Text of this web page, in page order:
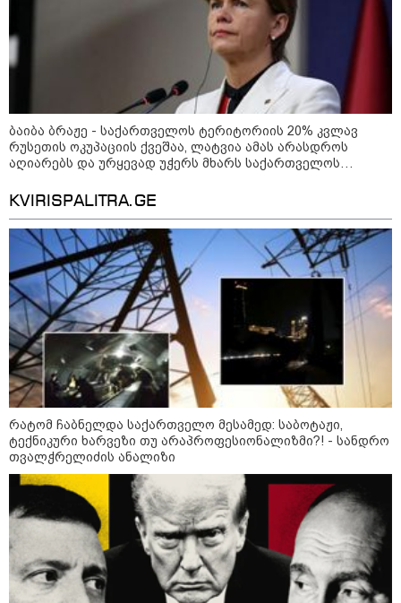
19:33 / 06-08-2026
რა სასჯელი ემუქრება ნია
იმნაძეს? - პროკურატურამ მას
ბრალდება წარუდგინა
კატეგორიის ყველა სიახლე
„დიდი რაოდენობით ბაღები
ნადგურდება, მთავარი გამოწვევა
უეცარი ხმობაა - მოსავალი
უკეთესია, 50 000 ტონამდე თხილს
ველოდებით“ - ასოციაცია
„ფასები 2-3 წელში გაორმაგდება“
- ლოკაციები თბილისის
შემოგარენში, სადაც შესაძლოა,
მიწები გაძვირდეს
ყველაზე კარგი/ცუდი ქვეყნები
ემიგრანტებისთვის 2026 წელს
ბაიბა ბრაჟე - საქართველოს ტერიტორიის 20% კვლავ
რუსეთის ოკუპაციის ქვეშაა, ლატვია ამას არასდროს
აღიარებს და ურყევად უჭერს მხარს საქართველოს
KVIRISPALITRA.GE
რატომ ჩაბნელდა საქართველო მესამედ: საბოტაჟი,
ტექნიკური ხარვეზი თუ არაპროფესიონალიზმი?! - სანდრო
თვალჭრელიძის ანალიზი